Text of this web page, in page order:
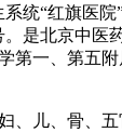
系统“红旗医
。是北京中医
第一、第五
、儿、骨、